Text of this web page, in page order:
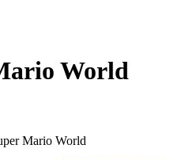
World
Mario World